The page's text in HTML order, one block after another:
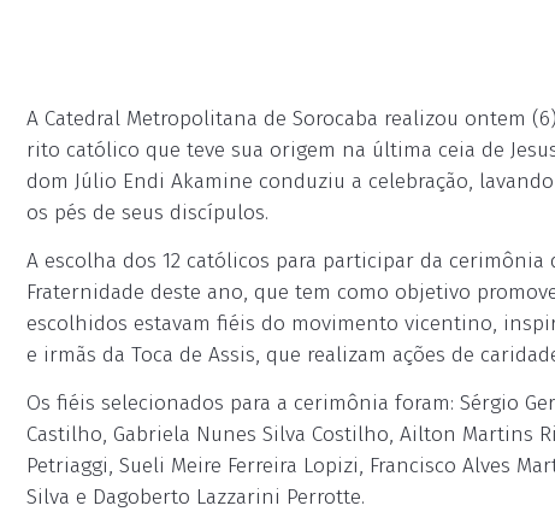
A Catedral Metropolitana de Sorocaba realizou ontem
rito católico que teve sua origem na última ceia de
dom Júlio Endi Akamine conduziu a celebração,
os pés de seus discípulos.
A escolha dos 12 católicos para participar da
Fraternidade deste ano, que tem como objetivo
escolhidos estavam fiéis do movimento vicentino,
e irmãs da Toca de Assis, que realizam ações de
Os fiéis selecionados para a cerimônia foram: Sérgio
Castilho, Gabriela Nunes Silva Costilho, Ailton Martins
Petriaggi, Sueli Meire Ferreira Lopizi, Francisco Alves
Silva e Dagoberto Lazzarini Perrotte.